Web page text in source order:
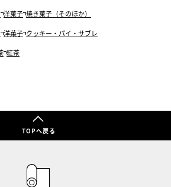
洋菓子 焼き菓子（そのほか）
洋菓子 クッキー・パイ・サブレ
紅茶
TOPへ戻る